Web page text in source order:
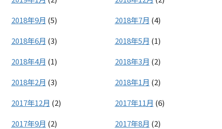
2018年9月 (5) 2018年7月 (4)
2018年6月 (3) 2018年5月 (1)
2018年4月 (1) 2018年3月 (2)
2018年2月 (3) 2018年1月 (2)
2017年12月 (2) 2017年11月 (6)
2017年9月 (2) 2017年8月 (2)